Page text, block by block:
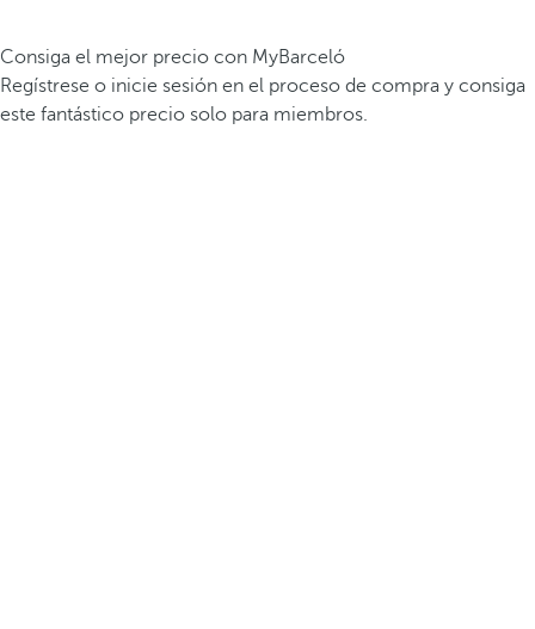
Consiga el mejor precio con MyBarceló
Regístrese o inicie sesión en el proceso de compra y consiga
este fantástico precio solo para miembros.